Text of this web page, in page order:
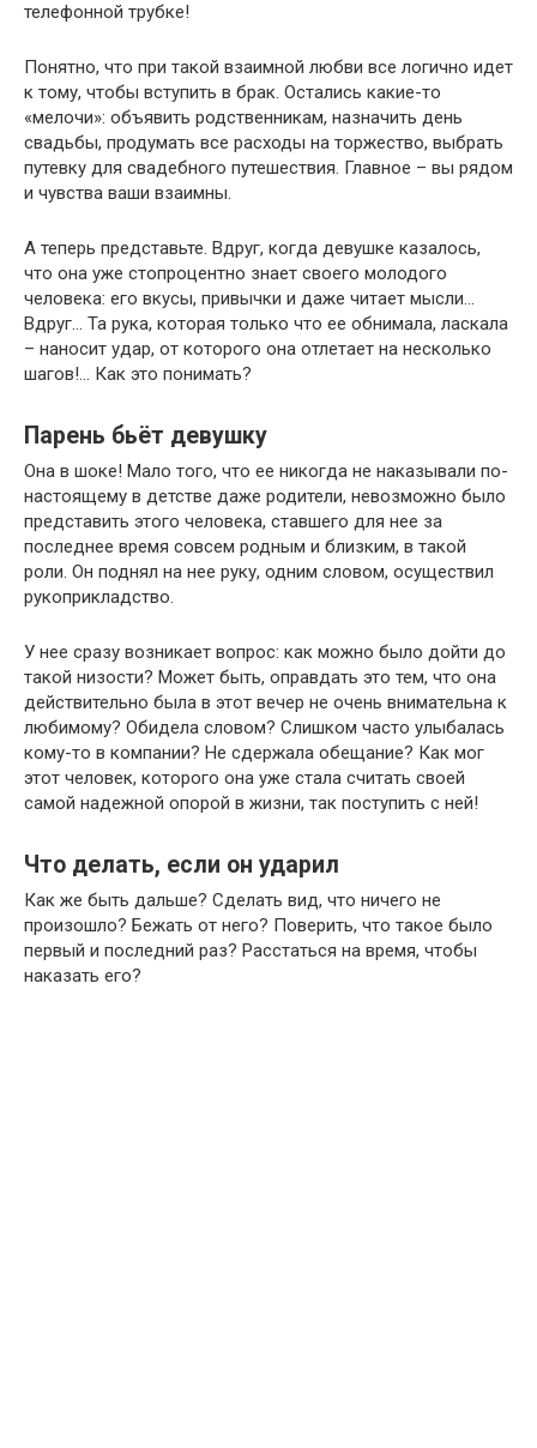
телефонной трубке!
Понятно, что при такой взаимной любви все логично идет
к тому, чтобы вступить в брак. Остались какие-то
«мелочи»: объявить родственникам, назначить день
свадьбы, продумать все расходы на торжество, выбрать
путевку для свадебного путешествия. Главное – вы рядом
и чувства ваши взаимны.
А теперь представьте. Вдруг, когда девушке казалось,
что она уже стопроцентно знает своего молодого
человека: его вкусы, привычки и даже читает мысли…
Вдруг… Та рука, которая только что ее обнимала, ласкала
– наносит удар, от которого она отлетает на несколько
шагов!… Как это понимать?
Парень бьёт девушку
Она в шоке! Мало того, что ее никогда не наказывали по-
настоящему в детстве даже родители, невозможно было
представить этого человека, ставшего для нее за
последнее время совсем родным и близким, в такой
роли. Он поднял на нее руку, одним словом, осуществил
рукоприкладство.
У нее сразу возникает вопрос: как можно было дойти до
такой низости? Может быть, оправдать это тем, что она
действительно была в этот вечер не очень внимательна к
любимому? Обидела словом? Слишком часто улыбалась
кому-то в компании? Не сдержала обещание? Как мог
этот человек, которого она уже стала считать своей
самой надежной опорой в жизни, так поступить с ней!
Что делать, если он ударил
Как же быть дальше? Сделать вид, что ничего не
произошло? Бежать от него? Поверить, что такое было
первый и последний раз? Расстаться на время, чтобы
наказать его?